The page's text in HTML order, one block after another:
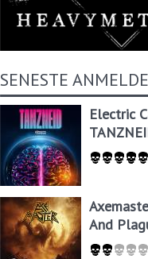
SENESTE
Electric
And